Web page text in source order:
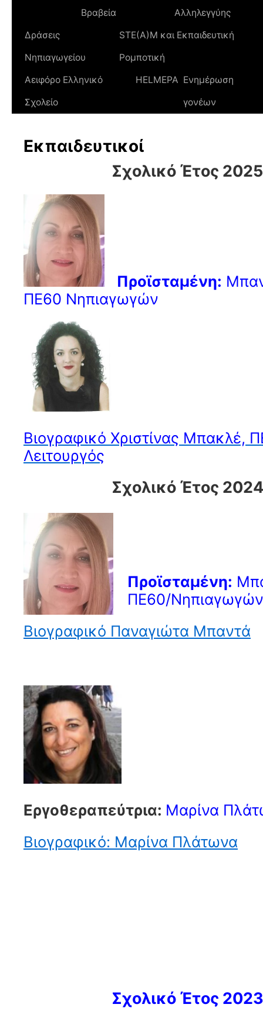
Βραβεία
Αλληλεγγύης
Δράσεις
Νηπιαγωγείου
STE(A)M και Εκπαιδευτική
Ρομποτική
Αειφόρο Ελληνικό
Σχολείο
HELMEPA Ενημέρωση
γονέων
Εκπαιδευτικοί
Σχολικό Έτος
Προϊσταμένη:
ΠΕ60 Νηπιαγωγών
Βιογραφικό Χριστίνας Μπακλέ,
Λειτουργός
Σχολικό Έτος
Προϊσταμένη:
ΠΕ60/
Βιογραφικό Παναγιώτα Μπαντά
Εργοθεραπεύτρια: Μαρίνα
Βιογραφικό: Μαρίνα Πλάτωνα
Σχολικό Έτος